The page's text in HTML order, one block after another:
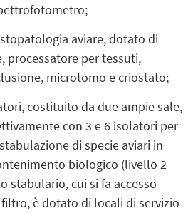
aviare, dotato di
processatore per tessuti,
microtomo e criostato;
costituito da due ampie sale,
con 3 e 6 isolatori per
di specie aviari in
biologico (livello 2
stabulario, cui si fa accesso
è dotato di locali di servizio